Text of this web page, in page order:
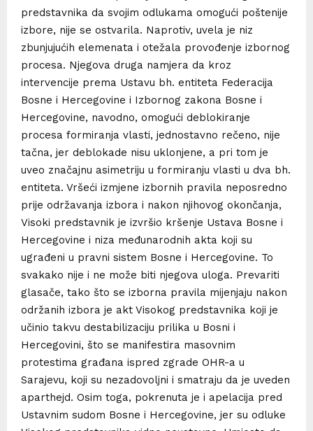
predstavnika da svojim odlukama omogući poštenije
izbore, nije se ostvarila. Naprotiv, uvela je niz
zbunjujućih elemenata i otežala provođenje izbornog
procesa. Njegova druga namjera da kroz
intervencije prema Ustavu bh. entiteta Federacija
Bosne i Hercegovine i Izbornog zakona Bosne i
Hercegovine, navodno, omogući deblokiranje
procesa formiranja vlasti, jednostavno rečeno, nije
tačna, jer deblokade nisu uklonjene, a pri tom je
uveo značajnu asimetriju u formiranju vlasti u dva bh.
entiteta. Vršeći izmjene izbornih pravila neposredno
prije održavanja izbora i nakon njihovog okončanja,
Visoki predstavnik je izvršio kršenje Ustava Bosne i
Hercegovine i niza međunarodnih akta koji su
ugrađeni u pravni sistem Bosne i Hercegovine. To
svakako nije i ne može biti njegova uloga. Prevariti
glasače, tako što se izborna pravila mijenjaju nakon
održanih izbora je akt Visokog predstavnika koji je
učinio takvu destabilizaciju prilika u Bosni i
Hercegovini, što se manifestira masovnim
protestima građana ispred zgrade OHR-a u
Sarajevu, koji su nezadovoljni i smatraju da je uveden
aparthejd. Osim toga, pokrenuta je i apelacija pred
Ustavnim sudom Bosne i Hercegovine, jer su odluke